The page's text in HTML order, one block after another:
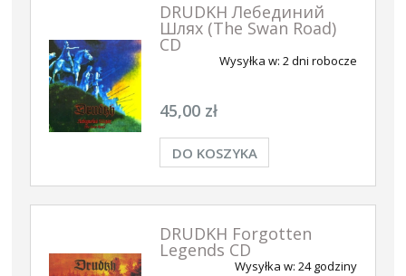
DRUDKH Лебединий
Шлях (The Swan Road)
CD
Wysyłka w: 2 dni robocze
45,00 zł
DO KOSZYKA
DRUDKH Forgotten
Legends CD
Wysyłka w: 24 godziny